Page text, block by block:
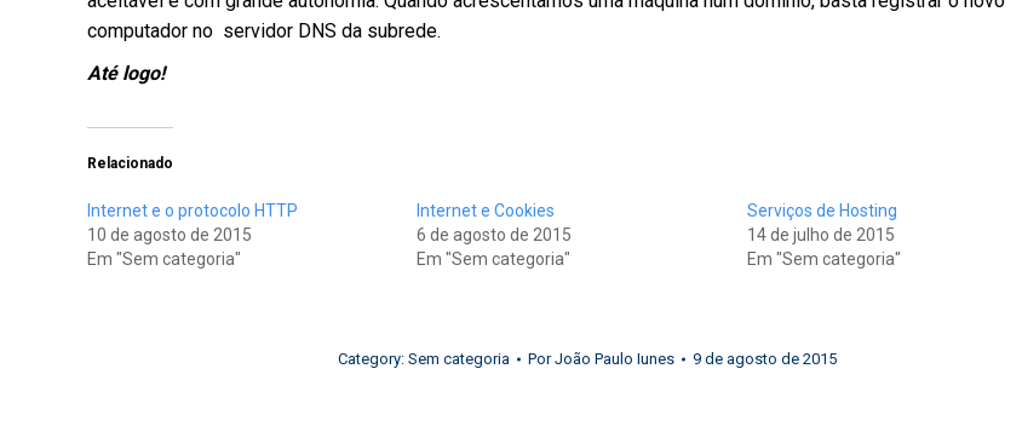
computador no servidor DNS da subrede.
Até logo!
Relacionado
Internet e o protocolo HTTP
10 de agosto de 2015
Em "Sem categoria"
Internet e Cookies
6 de agosto de 2015
Em "Sem categoria"
Serviços de Hosting
14 de julho de 2015
Em "Sem categoria"
Category: Sem categoria PorJoão Paulo Iunes 9 de agosto de 2015